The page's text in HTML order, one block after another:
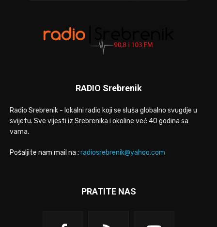
RADIO Srebrenik
Radio Srebrenik - lokalni radio koji se sluša globalno svugdje u
svijetu. Sve vijesti iz Srebrenika i okoline već 40 godina sa
vama.
Pošaljite nam mail na : radiosrebrenik@yahoo.com
PRATITE NAS